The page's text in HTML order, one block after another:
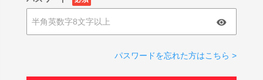
パスワードを忘れた方はこちら >